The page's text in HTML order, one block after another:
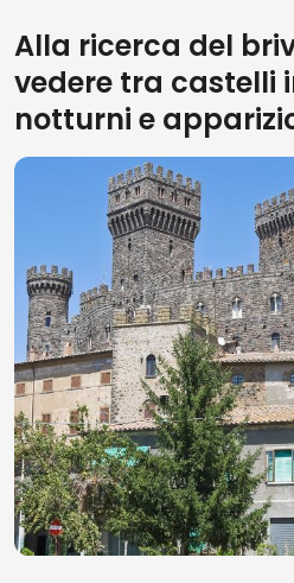
Alla ricerca del
vedere tra castelli
notturni e